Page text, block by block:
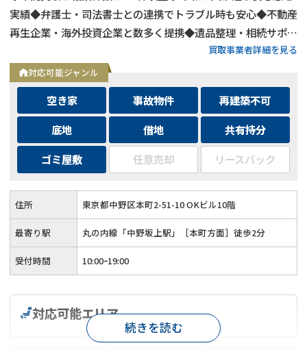
実績◆弁護士・司法書士との連携でトラブル時も安心◆不動産
再生企業・海外投資企業と数多く提携◆遺品整理・相続サポー
トも可能◆メールとLINEは24時間相談受付中買取事業者詳細を見る
対応可能ジャンル
空き家 事故物件
再建築不可
底地
借地
共有持分
ゴミ屋敷
任意売却 リースバック
住所 東京都中野区本町2-51-10 OKビル10階
最寄り駅 丸の内線「中野坂上駅」［本町方面］徒歩2分
受付時間 10:00ｰ19:00
対応可能エリア
続きを読む